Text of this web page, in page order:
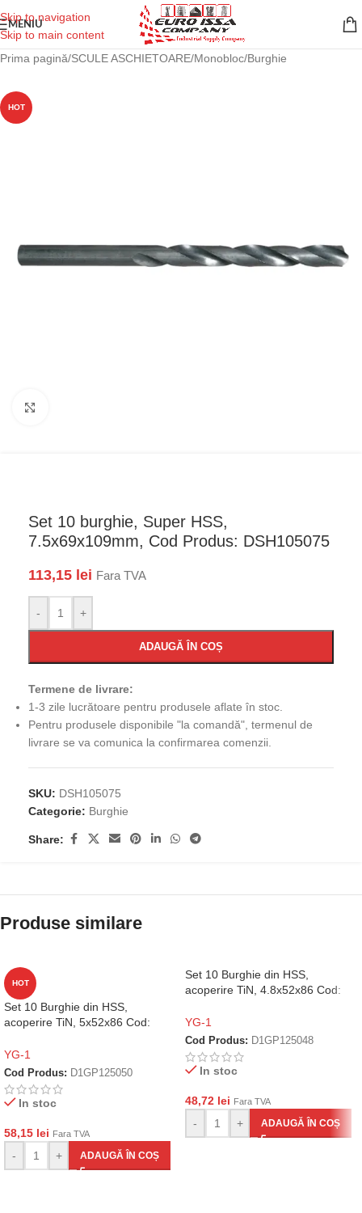
Skip to navigation
Skip to main content
MENIU
Prima pagină/SCULE ASCHIETOARE/Monobloc/Burghie
HOT
Set 10 burghie, Super HSS,
7.5x69x109mm, Cod Produs: DSH105075
113,15 lei Fara TVA
- +
ADAUGĂ ÎN COȘ
Termene de livrare:
1-3 zile lucrătoare pentru produsele aflate în stoc.
Pentru produsele disponibile "la comandă", termenul de
livrare se va comunica la confirmarea comenzii.
SKU: DSH105075
Categorie: Burghie
Share:
Produse similare
HOT
Set 10 Burghie din HSS,
acoperire TiN, 5x52x86 Cod:
YG-1
Cod Produs: D1GP125050
In stoc
58,15 lei Fara TVA
- + ADAUGĂ ÎN COȘ
Set 10 Burghie din HSS,
acoperire TiN, 4.8x52x86 Cod:
YG-1
Cod Produs: D1GP125048
In stoc
48,72 lei Fara TVA
- + ADAUGĂ ÎN COȘ